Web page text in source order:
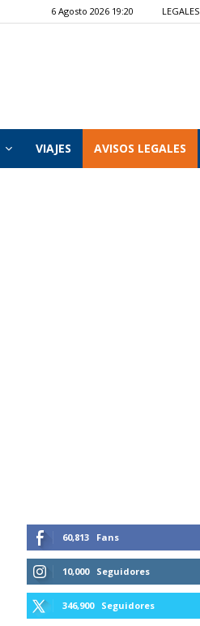
6 Agosto 2026 19:20 LEGALES
VIAJES AVISOS LEGALES
60,813 Fans
10,000 Seguidores
346,900 Seguidores